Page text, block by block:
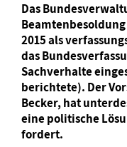
Das
2015 als
das
Sachverhalte
berichtete). Der
Becker, hat
eine politische
fordert.